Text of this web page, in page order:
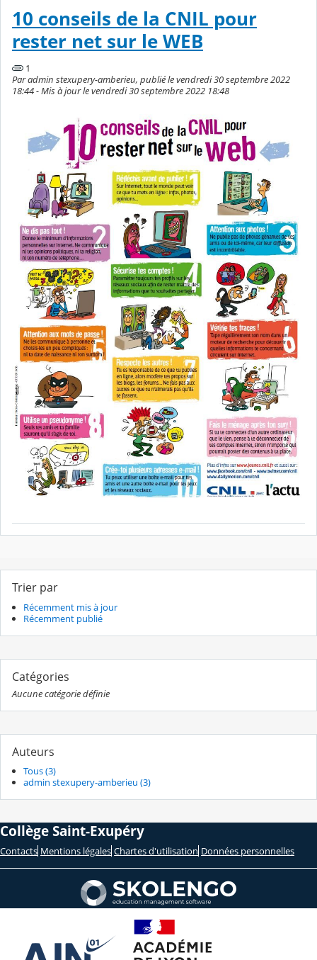
10 conseils de la CNIL pour
rester net sur le WEB
1
Par admin stexupery-amberieu, publié le vendredi 30 septembre 2022
18:44 - Mis à jour le vendredi 30 septembre 2022 18:48
Trier par
Récemment mis à jour
Récemment publié
Catégories
Aucune catégorie définie
Auteurs
Tous (3)
admin stexupery-amberieu (3)
Collège Saint-Exupéry
Contacts Mentions légales Chartes d'utilisation Données personnelles